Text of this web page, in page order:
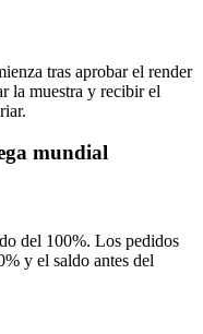
tras aprobar el render
la muestra y recibir el
mundial
del 100%. Los pedidos
y el saldo antes del